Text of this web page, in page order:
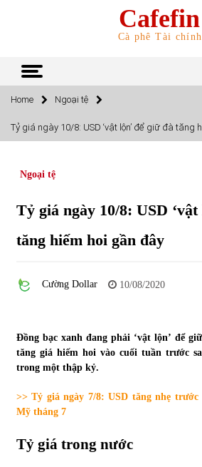
Cafefin
Cà phê Tài chính
TOP
Top 10 mặt hàng Việt Nam
15/06/2022
Top 10 mặt hàng Việt Nam
Tự doanh ngày 3.6.2022:
Home Ngoại tệ
Tỷ giá ngày 10/8: USD ‘vật lộn’ để giữ đà tăng
Ngoại tệ
Tỷ giá ngày 10/8: USD ‘vật
tăng hiếm hoi gần đây
Cường Dollar 10/08/2020
Đồng bạc xanh đang phải ‘vật lộn’ để
tăng giá hiếm hoi vào cuối tuần trước
trong một thập kỷ.
>> Tỷ giá ngày 7/8: USD tăng nhẹ
Mỹ tháng 7
Tỷ giá trong nước